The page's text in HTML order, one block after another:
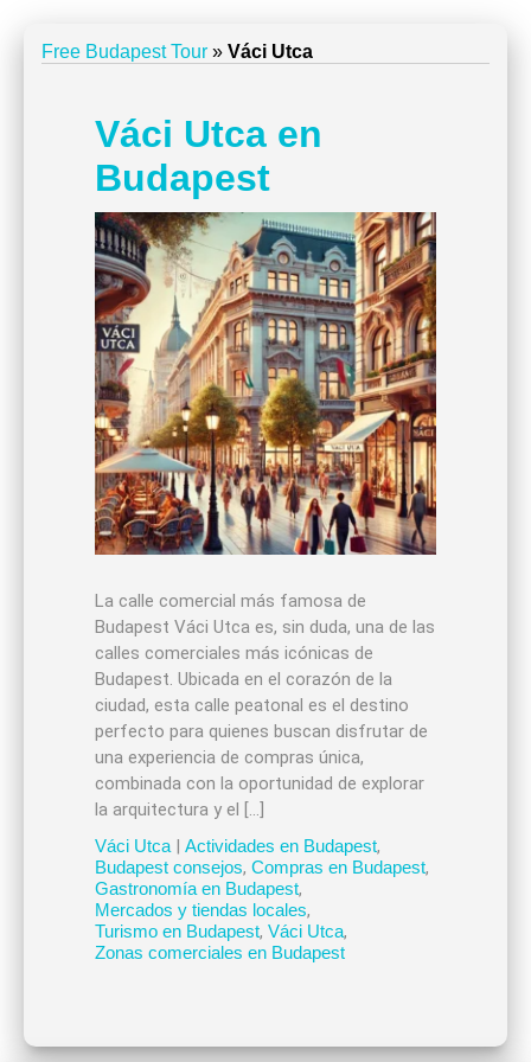
Free Budapest Tour » Váci Utca
Váci Utca en
Budapest
La calle comercial más famosa de
Budapest Váci Utca es, sin duda, una de las
calles comerciales más icónicas de
Budapest. Ubicada en el corazón de la
ciudad, esta calle peatonal es el destino
perfecto para quienes buscan disfrutar de
una experiencia de compras única,
combinada con la oportunidad de explorar
la arquitectura y el […]
Váci Utca| Actividades en Budapest,
Budapest consejos, Compras en Budapest,
Gastronomía en Budapest,
Mercados y tiendas locales,
Turismo en Budapest, Váci Utca,
Zonas comerciales en Budapest